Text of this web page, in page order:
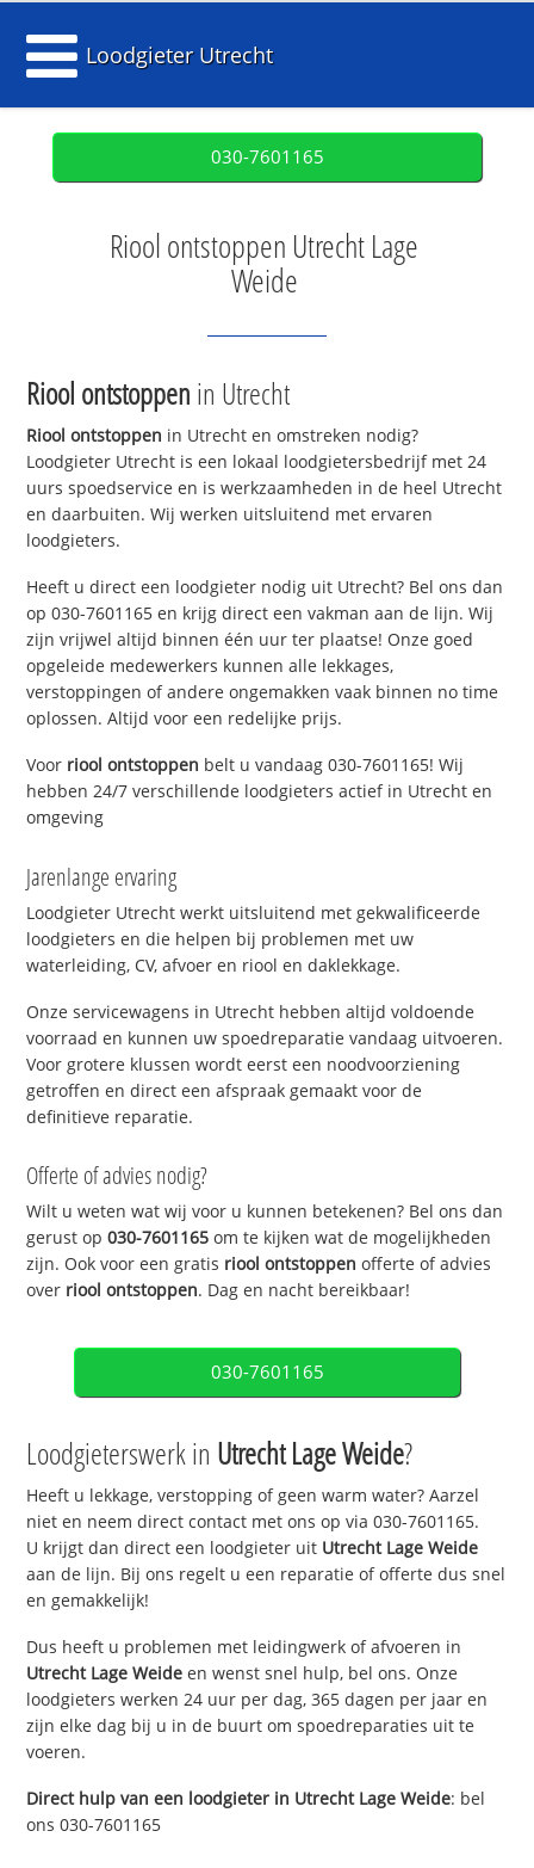
Loodgieter Utrecht
030-7601165
Riool ontstoppen Utrecht Lage
Weide
Riool ontstoppen in Utrecht
Riool ontstoppen in Utrecht en omstreken nodig?
Loodgieter Utrecht is een lokaal loodgietersbedrijf met 24
uurs spoedservice en is werkzaamheden in de heel Utrecht
en daarbuiten. Wij werken uitsluitend met ervaren
loodgieters.
Heeft u direct een loodgieter nodig uit Utrecht? Bel ons dan
op 030-7601165 en krijg direct een vakman aan de lijn. Wij
zijn vrijwel altijd binnen één uur ter plaatse! Onze goed
opgeleide medewerkers kunnen alle lekkages,
verstoppingen of andere ongemakken vaak binnen no time
oplossen. Altijd voor een redelijke prijs.
Voor riool ontstoppen belt u vandaag 030-7601165! Wij
hebben 24/7 verschillende loodgieters actief in Utrecht en
omgeving
Jarenlange ervaring
Loodgieter Utrecht werkt uitsluitend met gekwalificeerde
loodgieters en die helpen bij problemen met uw
waterleiding, CV, afvoer en riool en daklekkage.
Onze servicewagens in Utrecht hebben altijd voldoende
voorraad en kunnen uw spoedreparatie vandaag uitvoeren.
Voor grotere klussen wordt eerst een noodvoorziening
getroffen en direct een afspraak gemaakt voor de
definitieve reparatie.
Offerte of advies nodig?
Wilt u weten wat wij voor u kunnen betekenen? Bel ons dan
gerust op030-7601165 om te kijken wat de mogelijkheden
zijn. Ook voor een gratis riool ontstoppen offerte of advies
over riool ontstoppen. Dag en nacht bereikbaar!
030-7601165
Loodgieterswerk in Utrecht Lage Weide?
Heeft u lekkage, verstopping of geen warm water? Aarzel
niet en neem direct contact met ons op via 030-7601165.
U krijgt dan direct een loodgieter uit Utrecht Lage Weide
aan de lijn. Bij ons regelt u een reparatie of offerte dus snel
en gemakkelijk!
Dus heeft u problemen met leidingwerk of afvoeren in
Utrecht Lage Weide en wenst snel hulp, bel ons. Onze
loodgieters werken 24 uur per dag, 365 dagen per jaar en
zijn elke dag bij u in de buurt om spoedreparaties uit te
voeren.
Direct hulp van een loodgieter in Utrecht Lage Weide: bel
ons 030-7601165